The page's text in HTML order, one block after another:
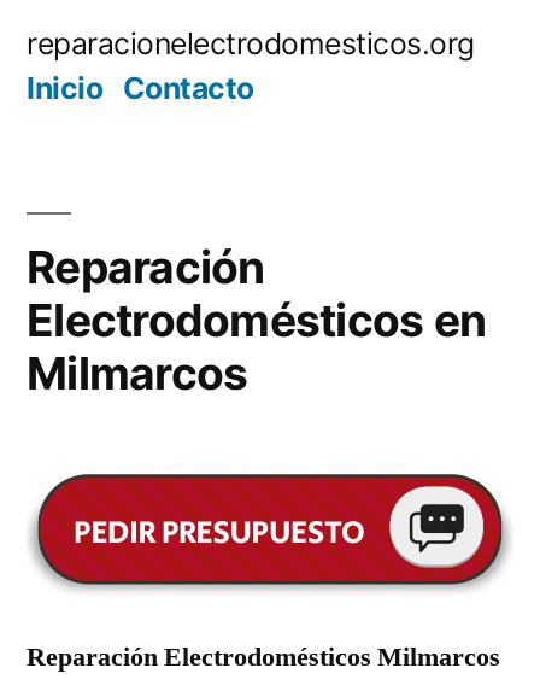
reparacionelectrodomesticos.org
Inicio Contacto
Reparación
Electrodomésticos en
Milmarcos
Reparación Electrodomésticos Milmarcos